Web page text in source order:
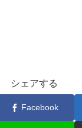
シェアする
Facebook